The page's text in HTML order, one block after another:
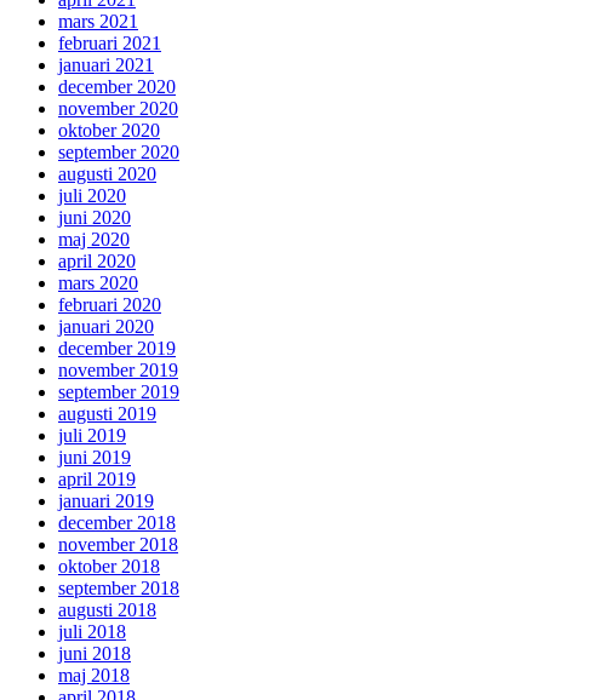
mars 2021
februari 2021
januari 2021
december 2020
november 2020
oktober 2020
september 2020
augusti 2020
juli 2020
juni 2020
maj 2020
april 2020
mars 2020
februari 2020
januari 2020
december 2019
november 2019
september 2019
augusti 2019
juli 2019
juni 2019
april 2019
januari 2019
december 2018
november 2018
oktober 2018
september 2018
augusti 2018
juli 2018
juni 2018
maj 2018